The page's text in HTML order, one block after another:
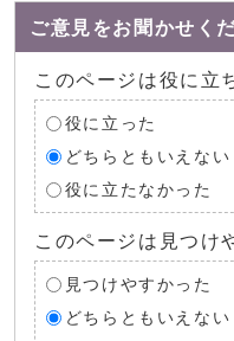
ご意見をお聞かせく
このページは役に立
役に立った
どちらともいえない
役に立たなかった
このページは見つけ
見つけやすかった
どちらともいえない